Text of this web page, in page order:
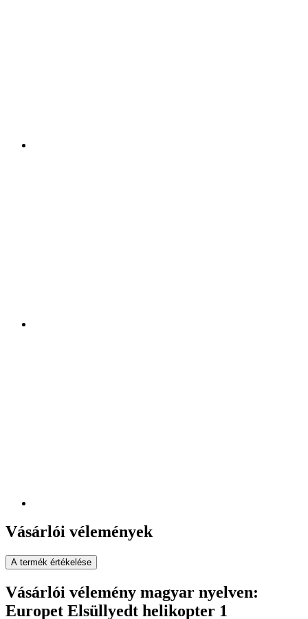
Vásárlói vélemények
A termék értékelése
Vásárlói vélemény magyar nyelven:
Europet Elsüllyedt helikopter 1